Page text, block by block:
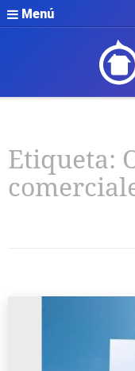
Menú
Etiqueta: